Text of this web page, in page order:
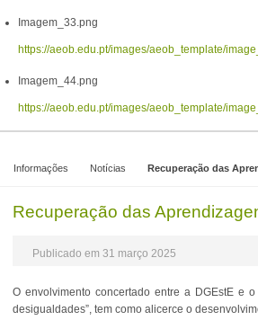
Imagem_33.png
https://aeob.edu.pt/images/aeob_template/
Imagem_44.png
https://aeob.edu.pt/images/aeob_template/
Informações Notícias Recuperação das
Recuperação das
Publicado em 31 março 2025
O envolvimento concertado entre a DGEstE e
desigualdades”, tem como alicerce o